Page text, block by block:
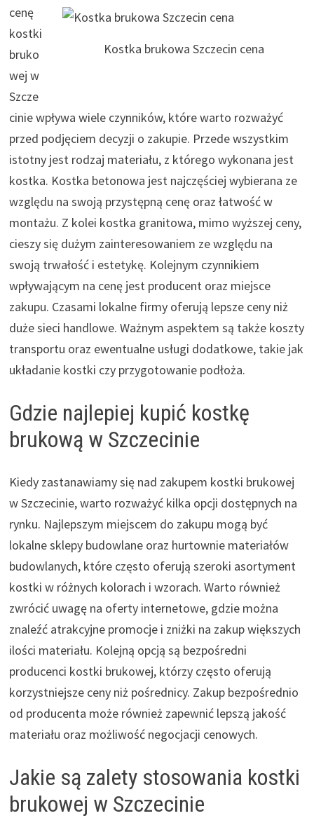
Kostka brukowa Szczecin cena
cenę
kostki
bruko
wej w
Szcze
cinie wpływa wiele czynników, które warto rozważyć
przed podjęciem decyzji o zakupie. Przede wszystkim
istotny jest rodzaj materiału, z którego wykonana jest
kostka. Kostka betonowa jest najczęściej wybierana ze
względu na swoją przystępną cenę oraz łatwość w
montażu. Z kolei kostka granitowa, mimo wyższej ceny,
cieszy się dużym zainteresowaniem ze względu na
swoją trwałość i estetykę. Kolejnym czynnikiem
wpływającym na cenę jest producent oraz miejsce
zakupu. Czasami lokalne firmy oferują lepsze ceny niż
duże sieci handlowe. Ważnym aspektem są także koszty
transportu oraz ewentualne usługi dodatkowe, takie jak
układanie kostki czy przygotowanie podłoża.
Gdzie najlepiej kupić kostkę
brukową w Szczecinie
Kiedy zastanawiamy się nad zakupem kostki brukowej
w Szczecinie, warto rozważyć kilka opcji dostępnych na
rynku. Najlepszym miejscem do zakupu mogą być
lokalne sklepy budowlane oraz hurtownie materiałów
budowlanych, które często oferują szeroki asortyment
kostki w różnych kolorach i wzorach. Warto również
zwrócić uwagę na oferty internetowe, gdzie można
znaleźć atrakcyjne promocje i zniżki na zakup większych
ilości materiału. Kolejną opcją są bezpośredni
producenci kostki brukowej, którzy często oferują
korzystniejsze ceny niż pośrednicy. Zakup bezpośrednio
od producenta może również zapewnić lepszą jakość
materiału oraz możliwość negocjacji cenowych.
Jakie są zalety stosowania kostki
brukowej w Szczecinie